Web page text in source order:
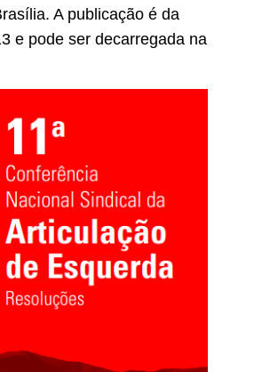
A publicação é da
e pode ser decarregada na